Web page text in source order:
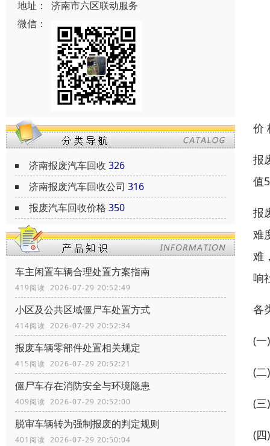
地址：
济南市六区联动服务
微信：
济南报废汽车回收 326
济南报废汽车回收公司 316
报废汽车回收价格 350
车主闲置车辆合理处置方案指南
419阅读 2026-07-29 20:52:49
小区及公共区域僵尸车处置方式
414阅读 2026-07-29 20:52:34
报废车辆零部件处置相关规定
415阅读 2026-07-29 20:52:21
僵尸车存在消防安全与环境隐患
409阅读 2026-07-29 20:52:00
脱审车辆转为强制报废的判定规则
401阅读 2026-07-29 20:50:04
价
报
值
报
难
难
响
各
(
(
(
(